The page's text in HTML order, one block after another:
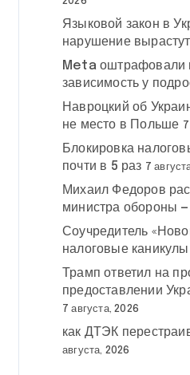
Языковой закон в
нарушение
Meta оштрафовали
зависимость у
Навроцкий об
не место в Польше
Блокировка
почти в 5 раз 7
Михаил Федоров
министра обороны
Соучредитель
налоговые
Трамп ответил на
предоставлении
7 августа, 2026
как ДТЭК
августа, 2026